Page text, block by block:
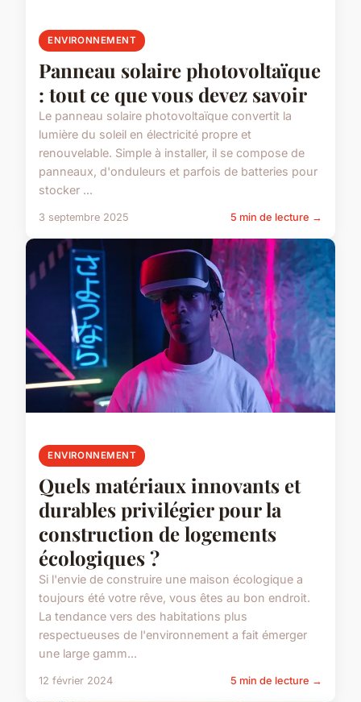
ENVIRONNEMENT
Panneau solaire photovoltaïque
: tout ce que vous devez savoir
Le panneau solaire photovoltaïque convertit la
lumière du soleil en électricité propre et
renouvelable. Simple à installer, il se compose de
panneaux, d'onduleurs et parfois de batteries pour
stocker ...
3 septembre 2025 5 min de lecture →
ENVIRONNEMENT
Quels matériaux innovants et
durables privilégier pour la
construction de logements
écologiques ?
Si l'envie de construire une maison écologique a
toujours été votre rêve, vous êtes au bon endroit.
La tendance vers des habitations plus
respectueuses de l'environnement a fait émerger
une large gamm...
12 février 2024 5 min de lecture →